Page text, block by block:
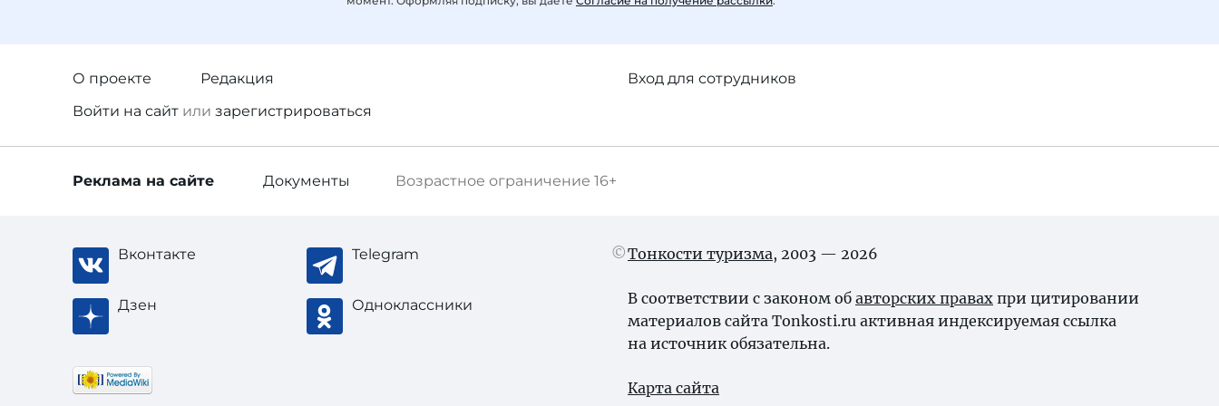
О проекте
Редакция
Войти на сайт или зарегистрироваться
Вход для сотрудников
Возрастное ограничение 16+
Реклама на сайте Документы
Вконтакте Telegram
Дзен Одноклассники
Тонкости туризма, 2003 — 2026
В соответствии с законом об авторских правах при цитировании
материалов сайта Tonkosti.ru активная индексируемая ссылка
на источник обязательна.
Карта сайта